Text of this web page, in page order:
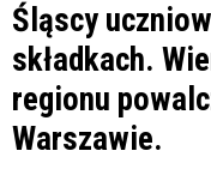
Śląscy
składkach.
regionu
Warszawie.